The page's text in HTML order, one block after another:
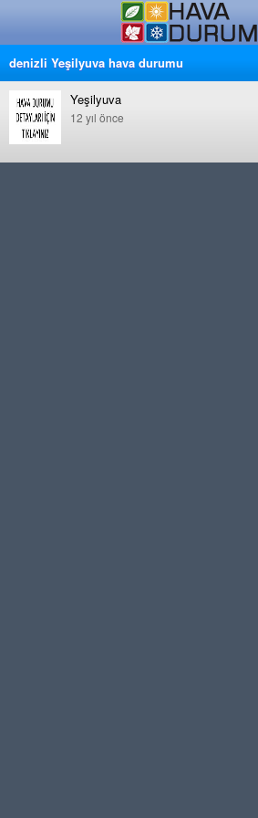
denizli Yeşilyuva hava durumu
Yeşilyuva
12 yıl önce